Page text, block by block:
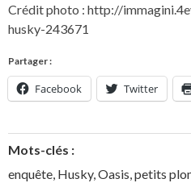
Crédit photo : http://
husky-243671
Partager :
Facebook Twitter
Mots-clés :
enquête, Husky,Oasis,petits